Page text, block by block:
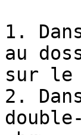
1.
au
sur le
2.